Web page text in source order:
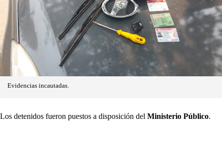
Evidencias incautadas.
Los detenidos fueron puestos a disposición del Ministerio Público.